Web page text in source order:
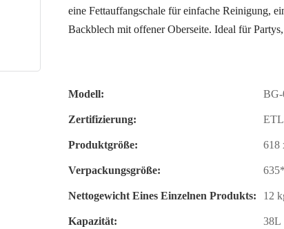
eine Fettauffangschale für einfache Reinigung,
Backblech mit offener Oberseite. Ideal für
Modell:
Zertifizierung:
Produktgröße:
618
Verpackungsgröße:
Nettogewicht Eines Einzelnen Produkts:
12
Kapazität:
38L